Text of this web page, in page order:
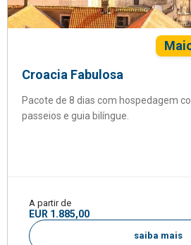
Croacia Fabulosa
Pacote de 8 dias com hospedagem
passeios e guia bilíngue.
A partir de
EUR 1.885,00
saiba mais